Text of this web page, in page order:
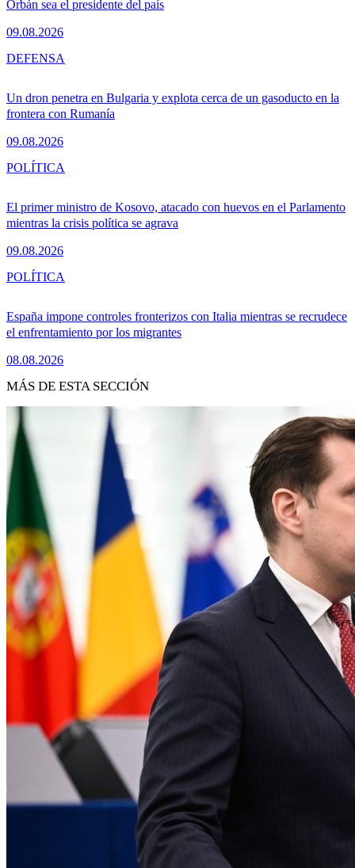
Orbán sea el presidente del país
09.08.2026
Un dron penetra en Bulgaria y explota cerca de un gasoducto en la
frontera con Rumanía
09.08.2026
DEFENSA
El primer ministro de Kosovo, atacado con huevos en el Parlamento
mientras la crisis política se agrava
09.08.2026
POLÍTICA
España impone controles fronterizos con Italia mientras se recrudece
el enfrentamiento por los migrantes
08.08.2026
POLÍTICA
MÁS DE ESTA SECCIÓN